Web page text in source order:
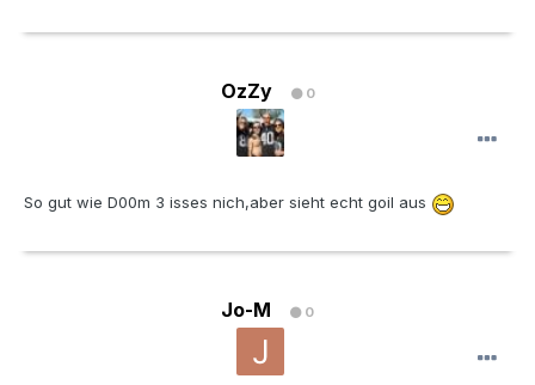
OzZy 0
So gut wie D00m 3 isses nich,aber sieht echt goil aus
Jo-M 0